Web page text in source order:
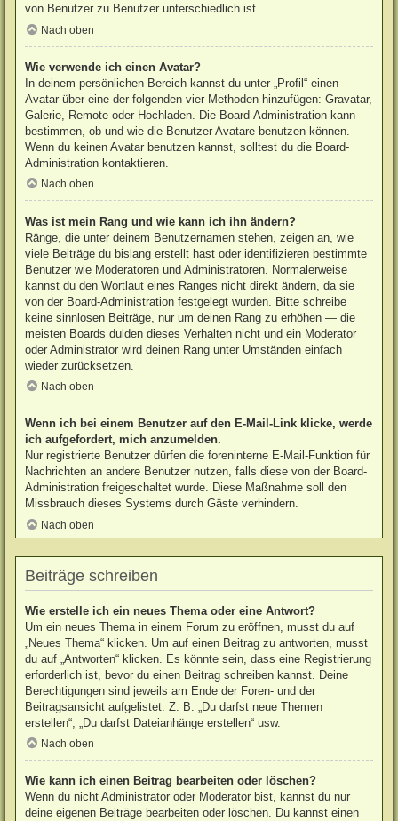
von Benutzer zu Benutzer unterschiedlich ist.
Nach oben
Wie verwende ich einen Avatar?
In deinem persönlichen Bereich kannst du unter „Profil“ einen
Avatar über eine der folgenden vier Methoden hinzufügen: Gravatar,
Galerie, Remote oder Hochladen. Die Board-Administration kann
bestimmen, ob und wie die Benutzer Avatare benutzen können.
Wenn du keinen Avatar benutzen kannst, solltest du die Board-
Administration kontaktieren.
Nach oben
Was ist mein Rang und wie kann ich ihn ändern?
Ränge, die unter deinem Benutzernamen stehen, zeigen an, wie
viele Beiträge du bislang erstellt hast oder identifizieren bestimmte
Benutzer wie Moderatoren und Administratoren. Normalerweise
kannst du den Wortlaut eines Ranges nicht direkt ändern, da sie
von der Board-Administration festgelegt wurden. Bitte schreibe
keine sinnlosen Beiträge, nur um deinen Rang zu erhöhen — die
meisten Boards dulden dieses Verhalten nicht und ein Moderator
oder Administrator wird deinen Rang unter Umständen einfach
wieder zurücksetzen.
Nach oben
Wenn ich bei einem Benutzer auf den E-Mail-Link klicke, werde
ich aufgefordert, mich anzumelden.
Nur registrierte Benutzer dürfen die foreninterne E-Mail-Funktion für
Nachrichten an andere Benutzer nutzen, falls diese von der Board-
Administration freigeschaltet wurde. Diese Maßnahme soll den
Missbrauch dieses Systems durch Gäste verhindern.
Nach oben
Beiträge schreiben
Wie erstelle ich ein neues Thema oder eine Antwort?
Um ein neues Thema in einem Forum zu eröffnen, musst du auf
„Neues Thema“ klicken. Um auf einen Beitrag zu antworten, musst
du auf „Antworten“ klicken. Es könnte sein, dass eine Registrierung
erforderlich ist, bevor du einen Beitrag schreiben kannst. Deine
Berechtigungen sind jeweils am Ende der Foren- und der
Beitragsansicht aufgelistet. Z. B. „Du darfst neue Themen
erstellen“, „Du darfst Dateianhänge erstellen“ usw.
Nach oben
Wie kann ich einen Beitrag bearbeiten oder löschen?
Wenn du nicht Administrator oder Moderator bist, kannst du nur
deine eigenen Beiträge bearbeiten oder löschen. Du kannst einen